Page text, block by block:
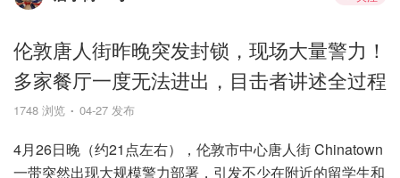
伦敦唐人街昨晚突发封锁，现场大量警力！
多家餐厅一度无法进出，目击者讲述全过程
1748 浏览 04-27 发布
4月26日晚（约21点左右），伦敦市中心唐人街 Chinatown
一带突然出现大规模警力部署，引发不少在附近的留学生和